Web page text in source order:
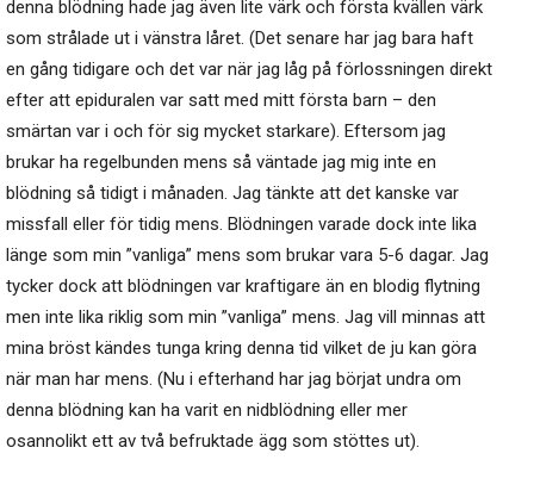
denna blödning hade jag även lite värk och första kvällen värk
som strålade ut i vänstra låret. (Det senare har jag bara haft
en gång tidigare och det var när jag låg på förlossningen direkt
efter att epiduralen var satt med mitt första barn – den
smärtan var i och för sig mycket starkare). Eftersom jag
brukar ha regelbunden mens så väntade jag mig inte en
blödning så tidigt i månaden. Jag tänkte att det kanske var
missfall eller för tidig mens. Blödningen varade dock inte lika
länge som min ”vanliga” mens som brukar vara 5-6 dagar. Jag
tycker dock att blödningen var kraftigare än en blodig flytning
men inte lika riklig som min ”vanliga” mens. Jag vill minnas att
mina bröst kändes tunga kring denna tid vilket de ju kan göra
när man har mens. (Nu i efterhand har jag börjat undra om
denna blödning kan ha varit en nidblödning eller mer
osannolikt ett av två befruktade ägg som stöttes ut).